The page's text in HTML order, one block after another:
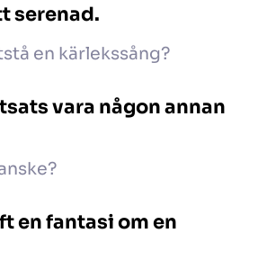
serenad.
en kärlekssång?
vara någon annan
en fantasi om en